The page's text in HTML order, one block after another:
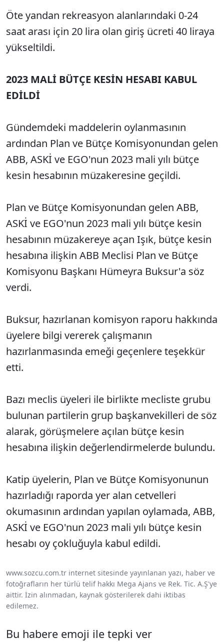
Öte yandan rekreasyon alanlarındaki 0-24
saat arası için 20 lira olan giriş ücreti 40 liraya
yükseltildi.
2023 MALİ BÜTÇE KESİN HESABI KABUL
EDİLDİ
Gündemdeki maddelerin oylanmasının
ardından Plan ve Bütçe Komisyonundan gelen
ABB, ASKİ ve EGO'nun 2023 mali yılı bütçe
kesin hesabının müzakeresine geçildi.
Plan ve Bütçe Komisyonundan gelen ABB,
ASKİ ve EGO'nun 2023 mali yılı bütçe kesin
hesabının müzakereye açan Işık, bütçe kesin
hesabına ilişkin ABB Meclisi Plan ve Bütçe
Komisyonu Başkanı Hümeyra Buksur'a söz
verdi.
Buksur, hazırlanan komisyon raporu hakkında
üyelere bilgi vererek çalışmanın
hazırlanmasında emeği geçenlere teşekkür
etti.
Bazı meclis üyeleri ile birlikte mecliste grubu
bulunan partilerin grup başkanvekilleri de söz
alarak, görüşmelere açılan bütçe kesin
hesabına ilişkin değerlendirmelerde bulundu.
Katip üyelerin, Plan ve Bütçe Komisyonunun
hazırladığı raporda yer alan cetvelleri
okumasının ardından yapılan oylamada, ABB,
ASKİ ve EGO'nun 2023 mali yılı bütçe kesin
hesabı oy çokluğuyla kabul edildi.
www.sozcu.com.tr internet sitesinde yayınlanan yazı, haber ve
fotoğrafların her türlü telif hakkı Mega Ajans ve Rek. Tic. A.Ş'ye
aittir. İzin alınmadan, kaynak gösterilerek dahi iktibas
edilemez.
Bu habere emoji ile tepki ver